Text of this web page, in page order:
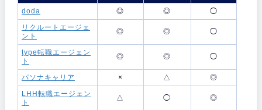
doda ◎ ◎
◯
リクルートエージェ
ント
◎ ◎ ◯
type転職エージェン
ト
◎ ◎ ◯
パソナキャリア × △
◎
LHH転職エージェン
ト
△ ◯ ◎